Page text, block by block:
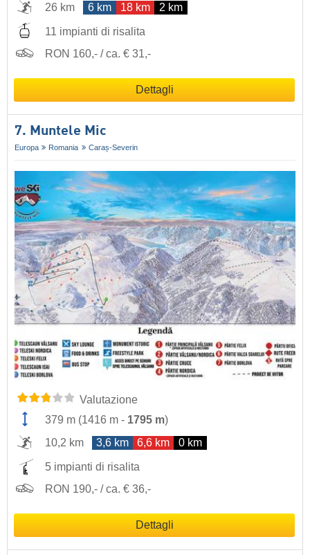
26 km
6 km 18 km 2 km
11 impianti di risalita
RON 160,- / ca. € 31,-
Dettagli
7. Muntele Mic
Europa Romania Caraș-Severin
Valutazione
379 m (1416 m - 1795 m)
10,2 km
3,6 km 6,6 km 0 km
5 impianti di risalita
RON 190,- / ca. € 36,-
Dettagli